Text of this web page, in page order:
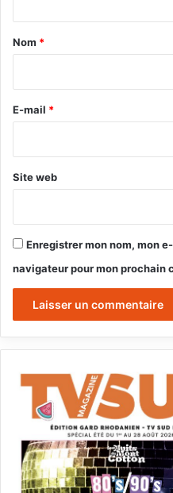
a
e
Nom *
E-mail *
Site web
Enregistrer mon nom, mon
navigateur pour mon prochain